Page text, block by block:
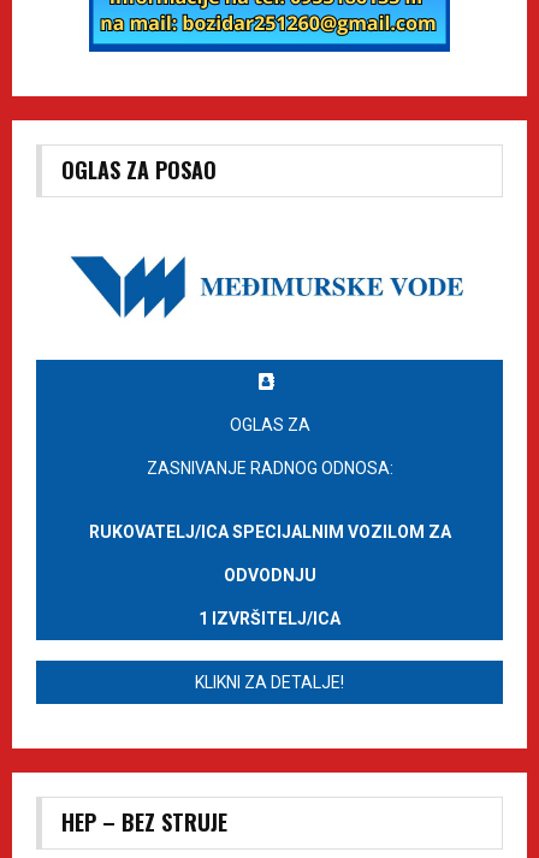
OGLAS ZA POSAO
OGLAS ZA
ZASNIVANJE RADNOG ODNOSA:
RUKOVATELJ/ICA SPECIJALNIM VOZILOM ZA
ODVODNJU
1 IZVRŠITELJ/ICA
KLIKNI ZA DETALJE!
HEP – BEZ STRUJE